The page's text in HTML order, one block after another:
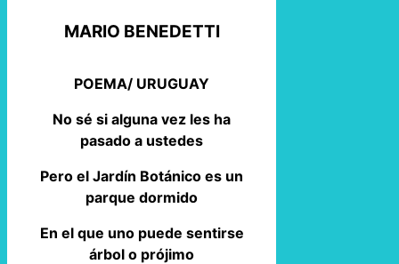
MARIO BENEDETTI
POEMA/ URUGUAY
No sé si alguna vez les ha
pasado a ustedes
Pero el Jardín Botánico es un
parque dormido
En el que uno puede sentirse
árbol o prójimo